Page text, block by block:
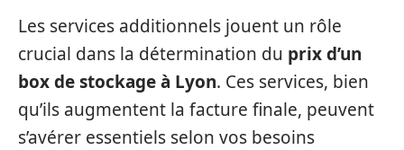
Les services additionnels jouent un rôle
crucial dans la détermination du prix d’un
box de stockage à Lyon. Ces services, bien
qu’ils augmentent la facture finale, peuvent
s’avérer essentiels selon vos besoins